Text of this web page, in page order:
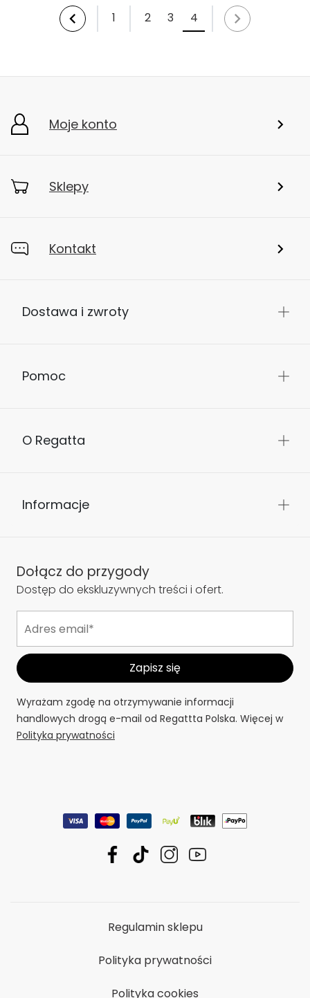
1
2 3 4
Moje konto
Sklepy
Kontakt
Dostawa i zwroty
Pomoc
O Regatta
Informacje
Dołącz do przygody
Dostęp do ekskluzywnych treści i ofert.
Wyrażam zgodę na otrzymywanie informacji
handlowych drogą e-mail od Regattta Polska. Więcej w
Polityka prywatności
Regulamin sklepu
Polityka prywatności
Polityka cookies